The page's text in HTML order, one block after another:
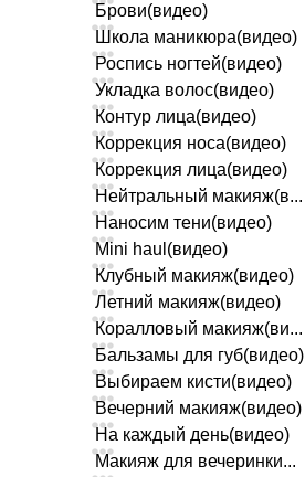
Брови(видео)
Школа маникюра(видео)
Роспись ногтей(видео)
Укладка волос(видео)
Контур лица(видео)
Коррекция носа(видео)
Коррекция лица(видео)
Нейтральный макияж(в...
Наносим тени(видео)
Mini haul(видео)
Клубный макияж(видео)
Летний макияж(видео)
Коралловый макияж(ви...
Бальзамы для губ(видео)
Выбираем кисти(видео)
Вечерний макияж(видео)
На каждый день(видео)
Макияж для вечеринки...